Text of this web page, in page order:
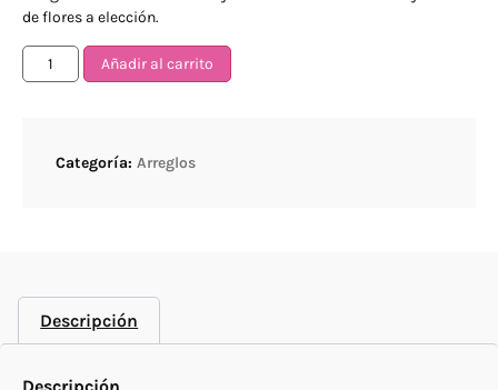
de flores a elección.
Añadir al carrito
Categoría: Arreglos
Descripción